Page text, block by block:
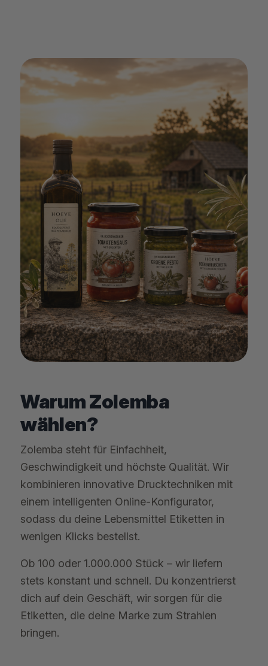
Warum Zolemba
wählen?
Zolemba steht für Einfachheit,
Geschwindigkeit und höchste Qualität. Wir
kombinieren innovative Drucktechniken mit
einem intelligenten Online-Konfigurator,
sodass du deine Lebensmittel Etiketten in
wenigen Klicks bestellst.
Ob 100 oder 1.000.000 Stück – wir liefern
stets konstant und schnell. Du konzentrierst
dich auf dein Geschäft, wir sorgen für die
Etiketten, die deine Marke zum Strahlen
bringen.